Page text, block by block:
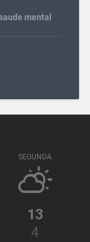
mental
SEGUNDA
13
4